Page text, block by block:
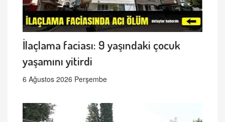
İlaçlama faciası: 9 yaşındaki çocuk
yaşamını yitirdi
6 Ağustos 2026 Perşembe